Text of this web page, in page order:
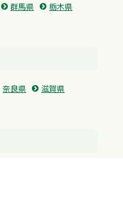
群馬県
栃木県
奈良県
滋賀県